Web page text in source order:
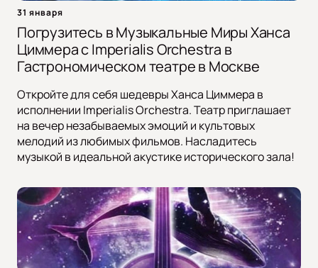
31 января
Погрузитесь в Музыкальные Миры Ханса
Циммера с Imperialis Orchestra в
Гастрономическом театре в Москве
Откройте для себя шедевры Ханса Циммера в
исполнении Imperialis Orchestra. Театр приглашает
на вечер незабываемых эмоций и культовых
мелодий из любимых фильмов. Насладитесь
музыкой в идеальной акустике исторического зала!